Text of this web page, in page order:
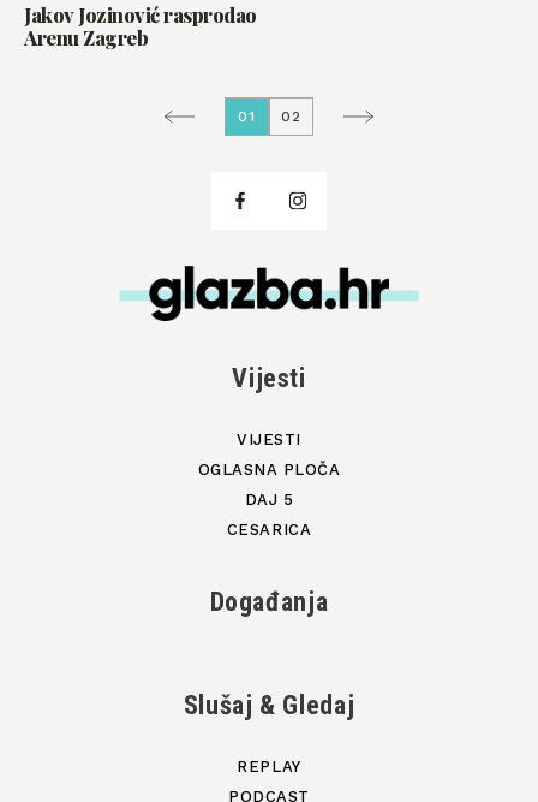
Jakov Jozinović rasprodao
Arenu Zagreb
01 02
Vijesti
VIJESTI
OGLASNA PLOČA
DAJ 5
CESARICA
Događanja
Slušaj & Gledaj
REPLAY
PODCAST